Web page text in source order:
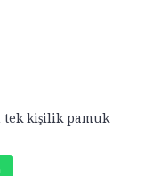
tek kişilik pamuk